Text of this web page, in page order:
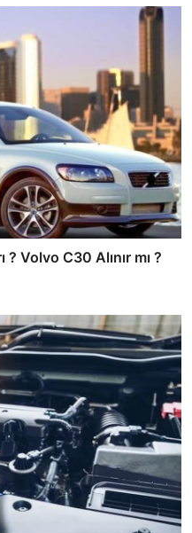
? Volvo C30 Alınır mı ?